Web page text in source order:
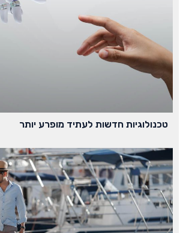
טכנולוגיות חדשות לעתיד מופרע יותר